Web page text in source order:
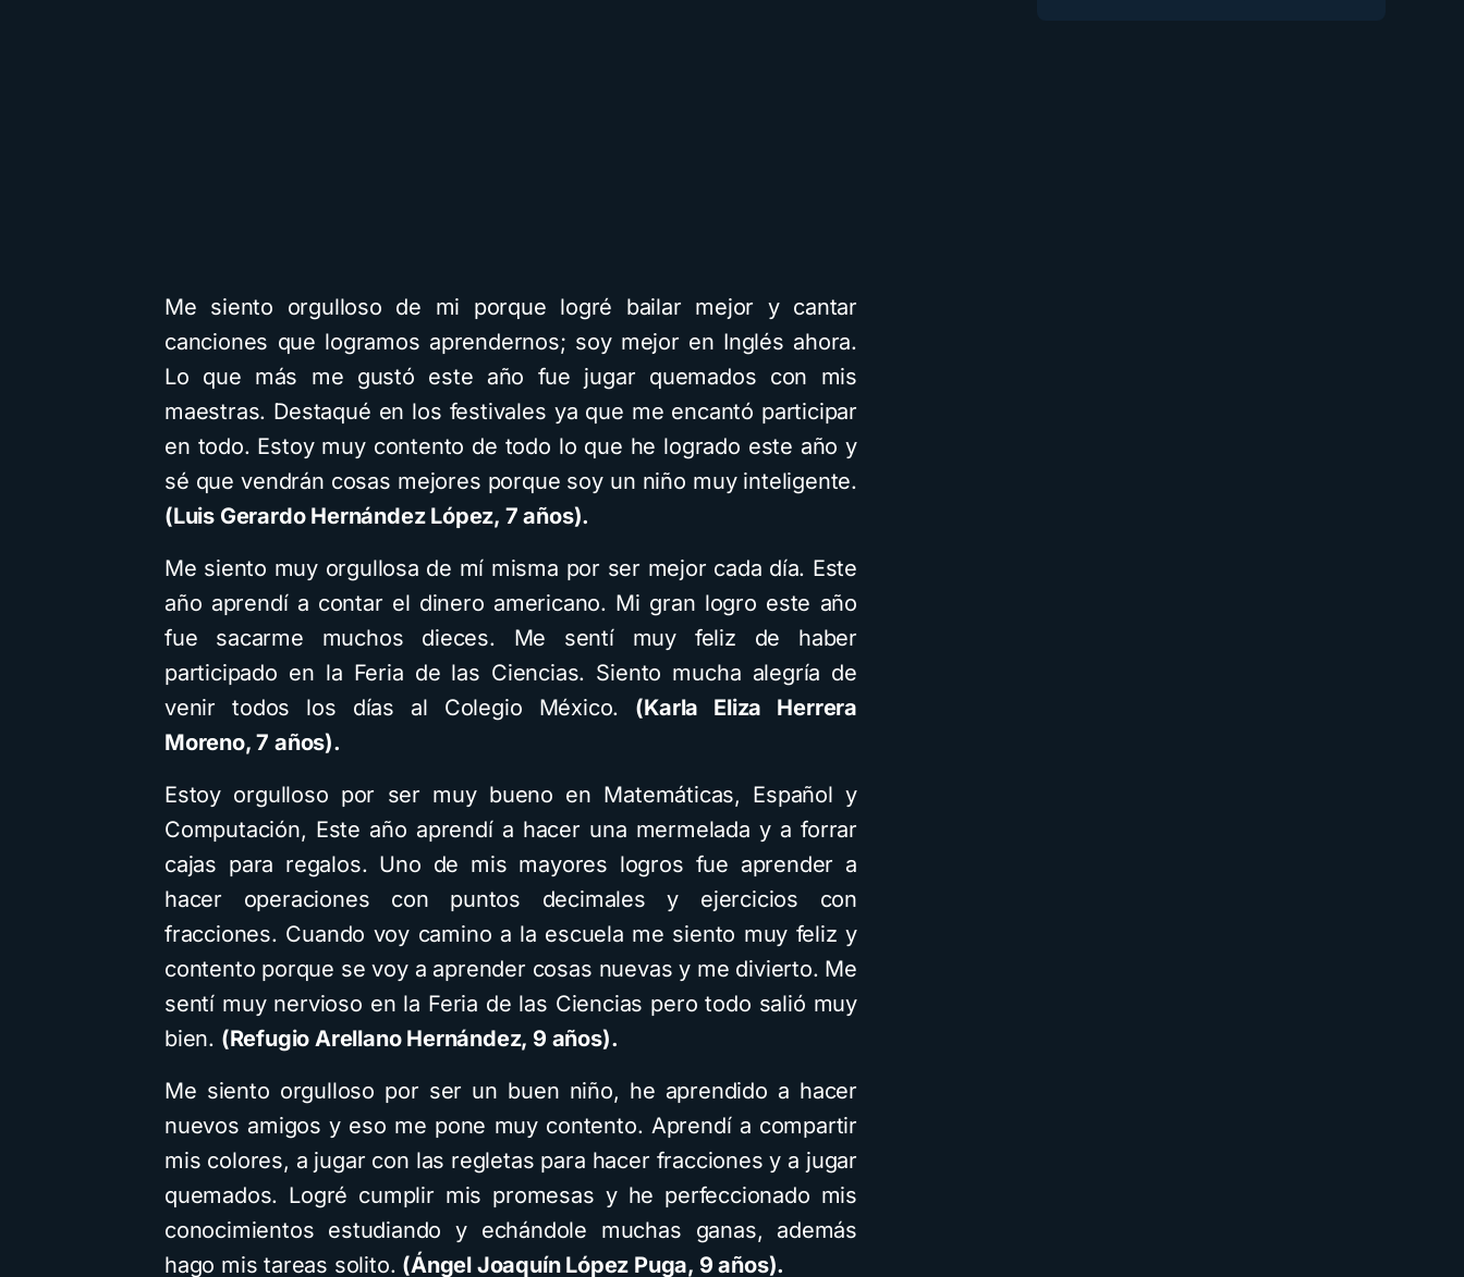
Me siento orgulloso de mi porque logré bailar mejor y cantar
canciones que logramos aprendernos; soy mejor en Inglés ahora.
Lo que más me gustó este año fue jugar quemados con mis
maestras. Destaqué en los festivales ya que me encantó participar
en todo. Estoy muy contento de todo lo que he logrado este año y
sé que vendrán cosas mejores porque soy un niño muy inteligente.
(Luis Gerardo Hernández López, 7 años).
Me siento muy orgullosa de mí misma por ser mejor cada día. Este
año aprendí a contar el dinero americano. Mi gran logro este año
fue sacarme muchos dieces. Me sentí muy feliz de haber
participado en la Feria de las Ciencias. Siento mucha alegría de
venir todos los días al Colegio México. (Karla Eliza Herrera
Moreno, 7 años).
Estoy orgulloso por ser muy bueno en Matemáticas, Español y
Computación, Este año aprendí a hacer una mermelada y a forrar
cajas para regalos. Uno de mis mayores logros fue aprender a
hacer operaciones con puntos decimales y ejercicios con
fracciones. Cuando voy camino a la escuela me siento muy feliz y
contento porque se voy a aprender cosas nuevas y me divierto. Me
sentí muy nervioso en la Feria de las Ciencias pero todo salió muy
bien. (Refugio Arellano Hernández, 9 años).
Me siento orgulloso por ser un buen niño, he aprendido a hacer
nuevos amigos y eso me pone muy contento. Aprendí a compartir
mis colores, a jugar con las regletas para hacer fracciones y a jugar
quemados. Logré cumplir mis promesas y he perfeccionado mis
conocimientos estudiando y echándole muchas ganas, además
hago mis tareas solito. (Ángel Joaquín López Puga, 9 años).